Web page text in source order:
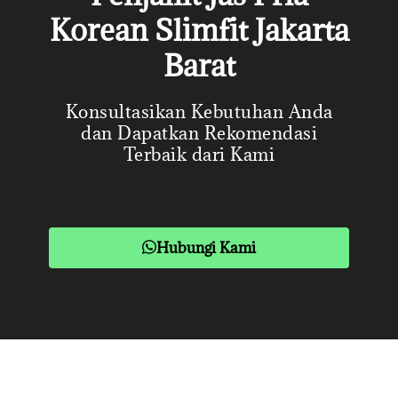
Korean Slimfit Jakarta
Barat
Konsultasikan Kebutuhan Anda
dan Dapatkan Rekomendasi
Terbaik dari Kami
Hubungi Kami